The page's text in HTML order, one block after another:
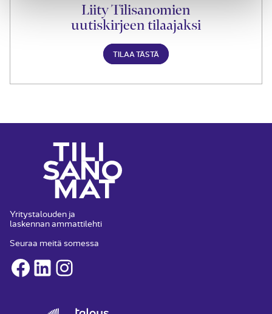
Liity Tilisanomien
uutiskirjeen tilaajaksi
TILAA TÄSTÄ
Yritystalouden ja
laskennan ammattilehti
Seuraa meitä somessa
Facebook
LinkedInInstagram